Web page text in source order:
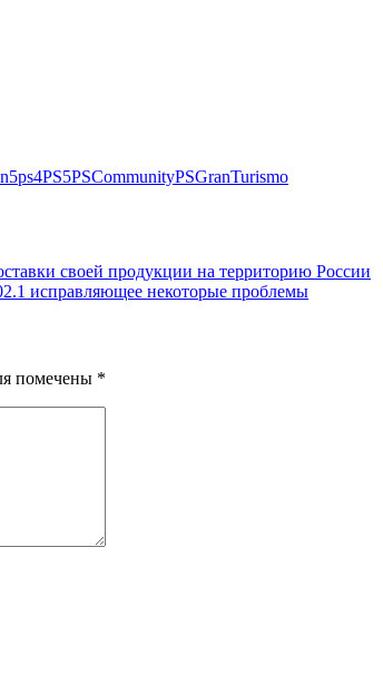
ps4PS5PSCommunityPSGranTurismo
своей продукции на территорию России
исправляющее некоторые проблемы
помечены *